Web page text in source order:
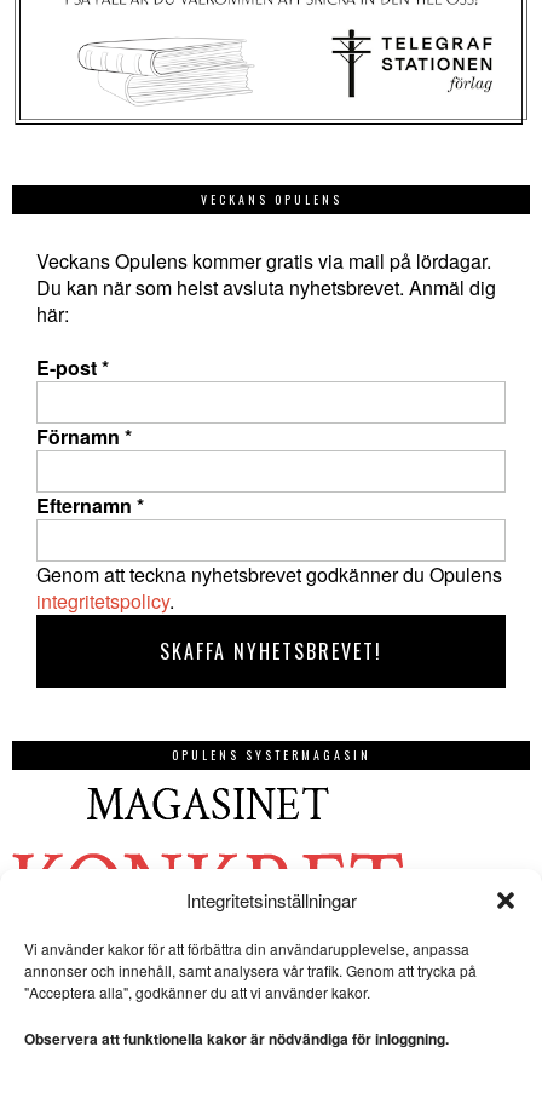
Integritetsinställningar
Vi använder kakor för att förbättra din användarupplevelse, anpassa
annonser och innehåll, samt analysera vår trafik. Genom att trycka på
"Acceptera alla", godkänner du att vi använder kakor.
Observera att funktionella kakor är nödvändiga för inloggning.
VECKANS OPULENS
Veckans Opulens kommer gratis via mail på lördagar.
Du kan när som helst avsluta nyhetsbrevet. Anmäl dig
här:
E-post*
Förnamn *
Efternamn *
Genom att teckna nyhetsbrevet godkänner du Opulens
integritetspolicy.
OPULENS SYSTERMAGASIN